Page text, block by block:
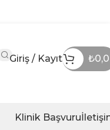
Giriş / Kayıt ₺
Klinik Başvuru